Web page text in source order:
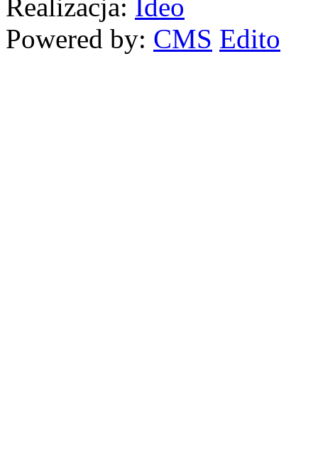
Realizacja: Ideo
Powered by: CMS Edito